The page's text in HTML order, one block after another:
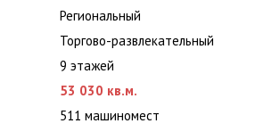
Региональный
Торгово-развлекательный
9 этажей
53 030 кв.м.
511 машиномест